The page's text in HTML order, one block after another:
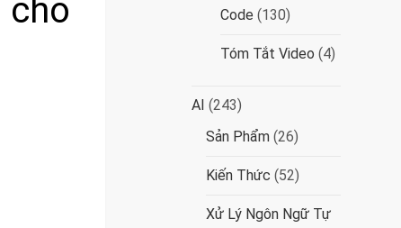
cho
Code (130)
Tóm Tắt Video (4)
AI (243)
Sản Phẩm (26)
Kiến Thức (52)
Xử Lý Ngôn Ngữ Tự